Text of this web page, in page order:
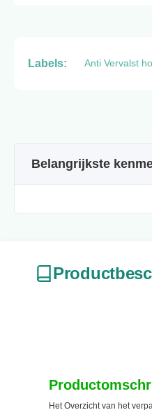
Labels: Anti Vervalst
Belangrijkste
Het Overzicht van het